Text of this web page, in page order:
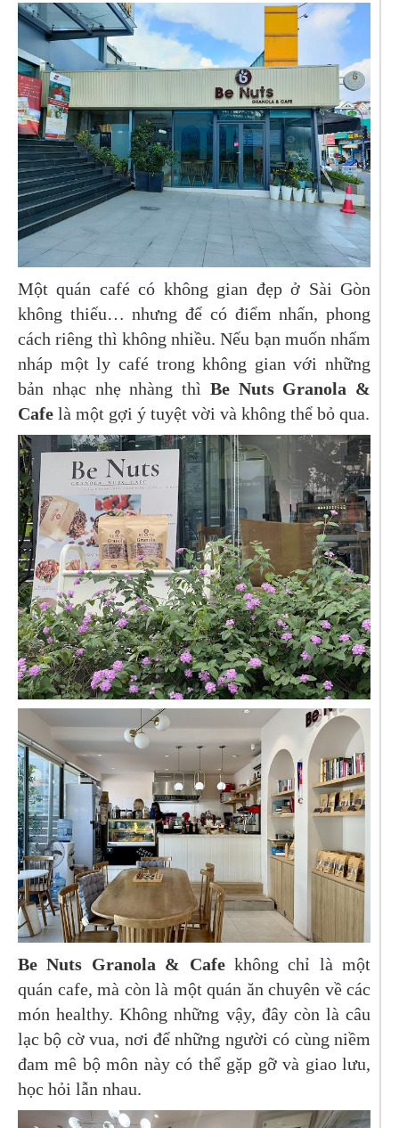
Một quán café có không gian đẹp ở Sài Gòn
không thiếu… nhưng để có điểm nhấn, phong
cách riêng thì không nhiều. Nếu bạn muốn nhấm
nháp một ly café trong không gian với những
bản nhạc nhẹ nhàng thì Be Nuts Granola &
Cafe là một gợi ý tuyệt vời và không thể bỏ qua.
Be Nuts Granola & Cafe không chỉ là một
quán cafe, mà còn là một quán ăn chuyên về các
món healthy. Không những vậy, đây còn là câu
lạc bộ cờ vua, nơi để những người có cùng niềm
đam mê bộ môn này có thể gặp gỡ và giao lưu,
học hỏi lẫn nhau.